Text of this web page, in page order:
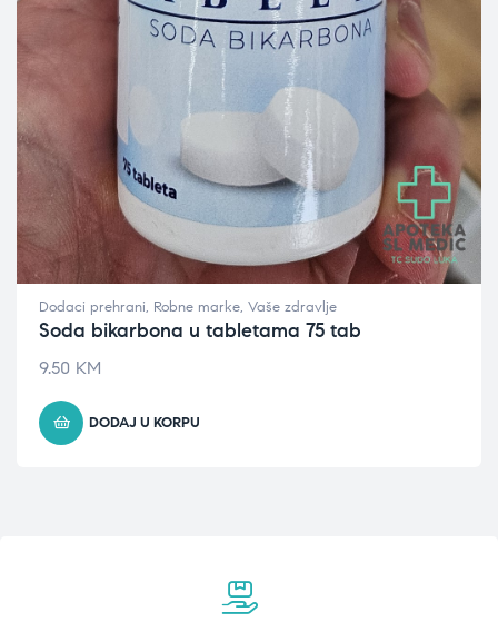
Dodaci prehrani, Robne marke, Vaše zdravlje
Soda bikarbona u tabletama 75 tab
9.50 KM
DODAJ U KORPU